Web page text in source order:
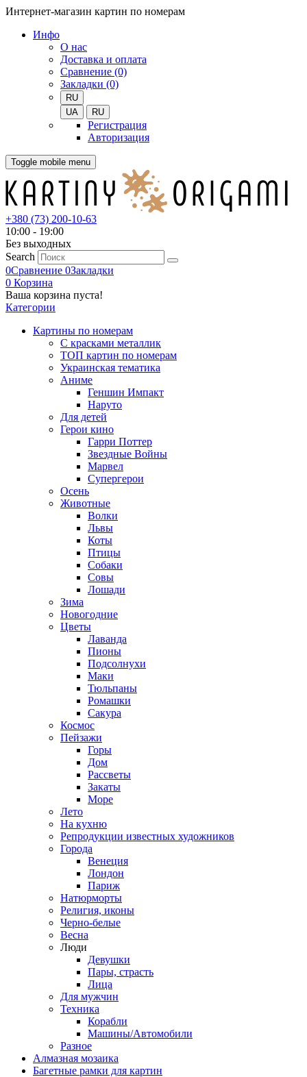
Интернет-магазин картин по номерам
Инфо
О нас
Доставка и оплата
Сравнение (0)
Закладки (0)
RU
UA
RU
Регистрация
Авторизация
Toggle mobile menu
+380 (73) 200-10-63
10:00 - 19:00
Без выходных
Search
0Сравнение 0Закладки
0 Корзина
Ваша корзина пуста!
Категории
Картины по номерам
С красками металлик
ТОП картин по номерам
Украинская тематика
Аниме
Геншин Импакт
Наруто
Для детей
Герои кино
Гарри Поттер
Звездные Войны
Марвел
Супергерои
Осень
Животные
Волки
Львы
Коты
Птицы
Собаки
Совы
Лошади
Зима
Новогодние
Цветы
Лаванда
Пионы
Подсолнухи
Маки
Тюльпаны
Ромашки
Сакура
Космос
Пейзажи
Горы
Дом
Рассветы
Закаты
Море
Лето
На кухню
Репродукции известных художников
Города
Венеция
Лондон
Париж
Натюрморты
Религия, иконы
Черно-белые
Весна
Люди
Девушки
Пары, страсть
Лица
Для мужчин
Техника
Корабли
Машины/Автомобили
Разное
Алмазная мозаика
Багетные рамки для картин